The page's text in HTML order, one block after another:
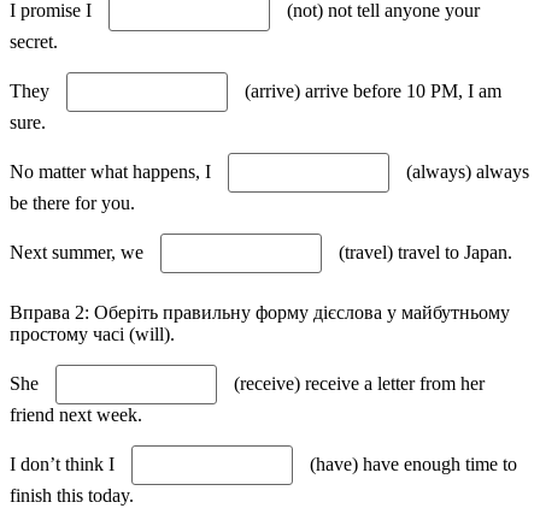
I promise I
(not) not tell anyone your
secret.
They
(arrive) arrive before 10 PM, I am
sure.
No matter what happens, I
(always) always
be there for you.
Next summer, we (travel) travel to Japan.
Вправа 2: Оберіть правильну форму дієслова у майбутньому
простому часі (will).
She
(receive) receive a letter from her
friend next week.
I don’t think I
(have) have enough time to
finish this today.